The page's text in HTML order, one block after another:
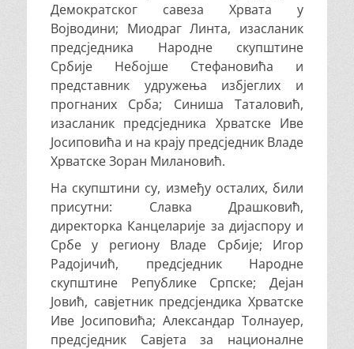
Демократског савеза Хрвата у
Војводини; Миодраг Линта, изасланик
предсједника Народне скупштине
Србије Небојше Стефановића и
представник удружења избјеглих и
прогнаних Срба; Синиша Таталовић,
изасланик предсједника Хрватске Иве
Јосиповића и на крају предсједник Владе
Хрватске Зоран Милановић.
На скупштини су, између осталих, били
присутни: Славка Драшковић,
директорка Канцеларије за дијаспору и
Србе у региону Владе Србије; Игор
Радојичић, предсједник Народне
скупштине Републике Српске; Дејан
Јовић, савјетник предсјендика Хрватске
Иве Јосиповића; Александар Толнауер,
предсједник Савјета за националне